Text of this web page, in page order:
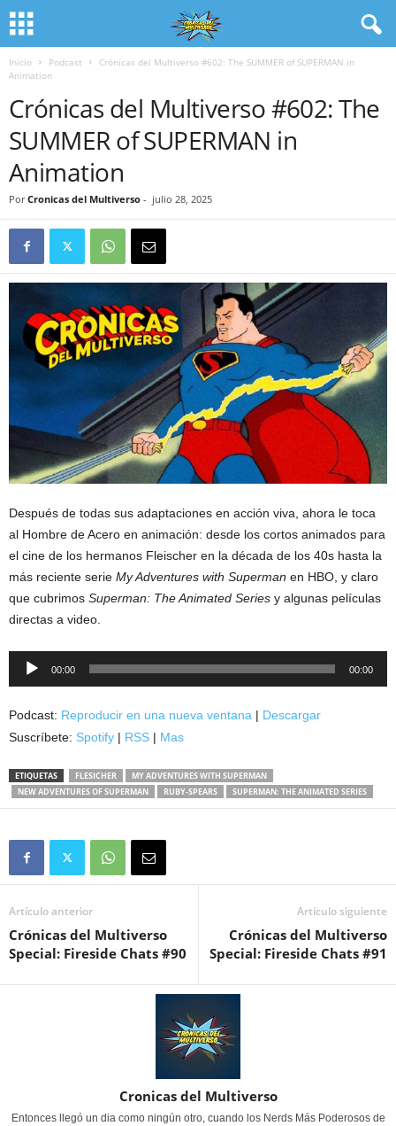
Inicio Podcast
Crónicas del Multiverso #602: The SUMMER of SUPERMAN in
Animation
Crónicas del Multiverso #602: The
SUMMER of SUPERMAN in
Animation
Por Cronicas del Multiverso - julio 28, 2025
Después de todas sus adaptaciones en acción viva, ahora le toca
al Hombre de Acero en animación: desde los cortos animados para
el cine de los hermanos Fleischer en la década de los 40s hasta la
más reciente serie My Adventures with Superman en HBO, y claro
que cubrimos Superman: The Animated Series y algunas películas
directas a video.
Reproductor
00:00 00:00
Podcast: Reproducir en una nueva ventana | Descargar
Suscríbete: Spotify | RSS | Mas
ETIQUETAS FLESICHER
MY ADVENTURES WITH SUPERMAN
NEW ADVENTURES OF SUPERMAN
RUBY-SPEARS SUPERMAN: THE ANIMATED SERIES
Artículo anterior
Crónicas del Multiverso
Special: Fireside Chats #90
Artículo siguiente
Crónicas del Multiverso
Special: Fireside Chats #91
Cronicas del Multiverso
Entonces llegó un dia como ningún otro, cuando los Nerds Más Poderosos de